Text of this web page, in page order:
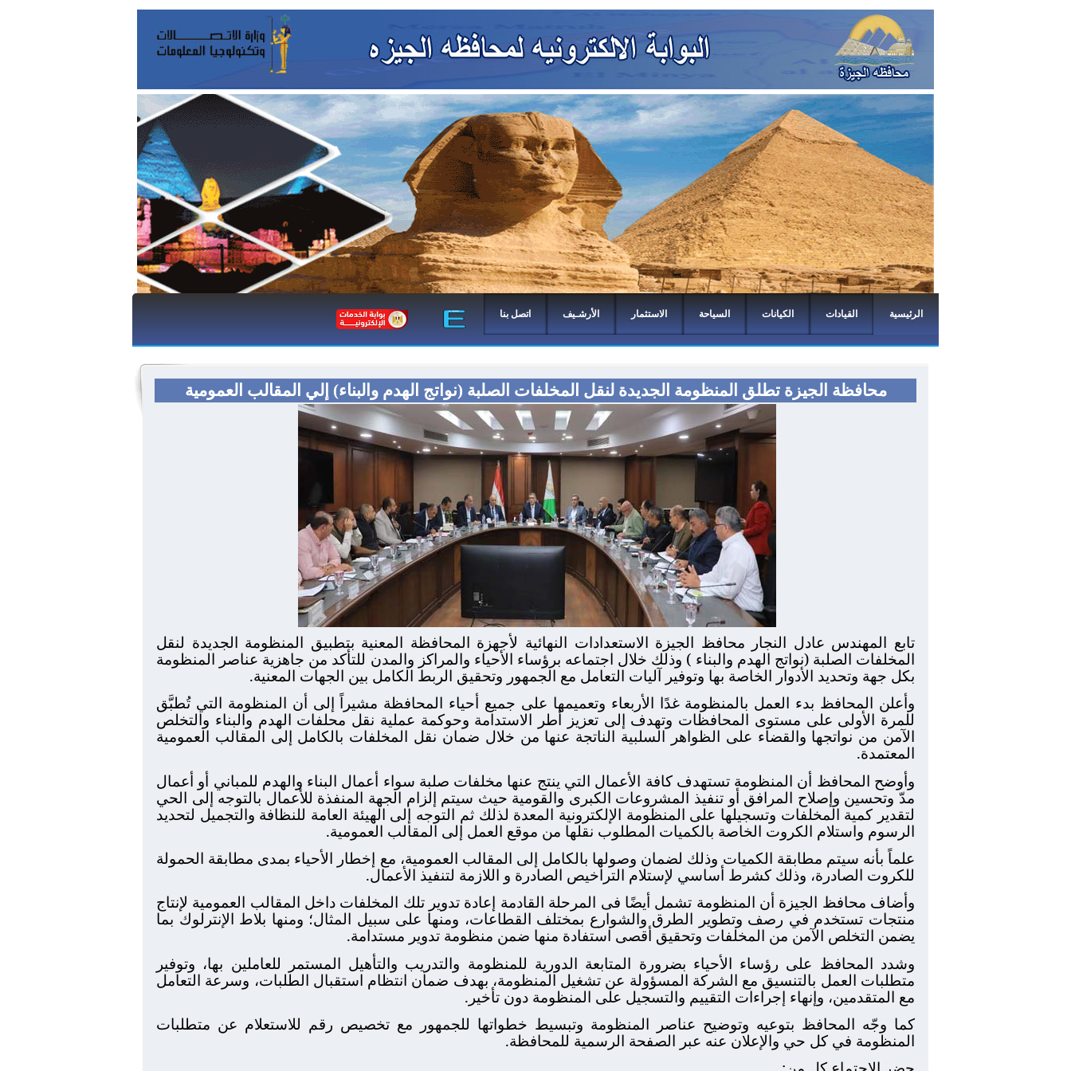
الرئيسية القيادات الكيانات السياحة الاستثمار الأرشـيف اتصل بنا
محافظة الجيزة تطلق المنظومة الجديدة لنقل المخلفات الصلبة (نواتج الهدم والبناء) إلي المقالب العمومية
تابع المهندس عادل النجار محافظ الجيزة الاستعدادات النهائية لأجهزة المحافظة المعنية بتطبيق المنظومة الجديدة لنقل
المخلفات الصلبة (نواتج الهدم والبناء ) وذلك خلال اجتماعه برؤساء الأحياء والمراكز والمدن للتأكد من جاهزية عناصر المنظومة
بكل جهة وتحديد الأدوار الخاصة بها وتوفير آليات التعامل مع الجمهور وتحقيق الربط الكامل بين الجهات المعنية.
وأعلن المحافظ بدء العمل بالمنظومة غدًا الأربعاء وتعميمها على جميع أحياء المحافظة مشيراً إلى أن المنظومة التي تُطبَّق
للمرة الأولى على مستوى المحافظات وتهدف إلى تعزيز أطر الاستدامة وحوكمة عملية نقل محلفات الهدم والبناء والتخلص
الآمن من نواتجها والقضاء على الظواهر السلبية الناتجة عنها من خلال ضمان نقل المخلفات بالكامل إلى المقالب العمومية
المعتمدة.
وأوضح المحافظ أن المنظومة تستهدف كافة الأعمال التي ينتج عنها مخلفات صلبة سواء أعمال البناء والهدم للمباني أو أعمال
مدّ وتحسين وإصلاح المرافق أو تنفيذ المشروعات الكبرى والقومية حيث سيتم إلزام الجهة المنفذة للأعمال بالتوجه إلى الحي
لتقدير كمية المخلفات وتسجيلها على المنظومة الإلكترونية المعدة لذلك ثم التوجه إلى الهيئة العامة للنظافة والتجميل لتحديد
الرسوم واستلام الكروت الخاصة بالكميات المطلوب نقلها من موقع العمل إلى المقالب العمومية.
علماً بأنه سيتم مطابقة الكميات وذلك لضمان وصولها بالكامل إلى المقالب العمومية، مع إخطار الأحياء بمدى مطابقة الحمولة
للكروت الصادرة، وذلك كشرط أساسي لإستلام التراخيص الصادرة و اللازمة لتنفيذ الأعمال.
وأضاف محافظ الجيزة أن المنظومة تشمل أيضًا فى المرحلة القادمة إعادة تدوير تلك المخلفات داخل المقالب العمومية لإنتاج
منتجات تستخدم في رصف وتطوير الطرق والشوارع بمختلف القطاعات، ومنها على سبيل المثال؛ ومنها بلاط الإنترلوك بما
يضمن التخلص الآمن من المخلفات وتحقيق أقصى استفادة منها ضمن منظومة تدوير مستدامة.
وشدد المحافظ على رؤساء الأحياء بضرورة المتابعة الدورية للمنظومة والتدريب والتأهيل المستمر للعاملين بها، وتوفير
متطلبات العمل بالتنسيق مع الشركة المسؤولة عن تشغيل المنظومة، بهدف ضمان انتظام استقبال الطلبات، وسرعة التعامل
مع المتقدمين، وإنهاء إجراءات التقييم والتسجيل على المنظومة دون تأخير.
كما وجّه المحافظ بتوعيه وتوضيح عناصر المنظومة وتبسيط خطواتها للجمهور مع تخصيص رقم للاستعلام عن متطلبات
المنظومة في كل حي والإعلان عنه عبر الصفحة الرسمية للمحافظة.